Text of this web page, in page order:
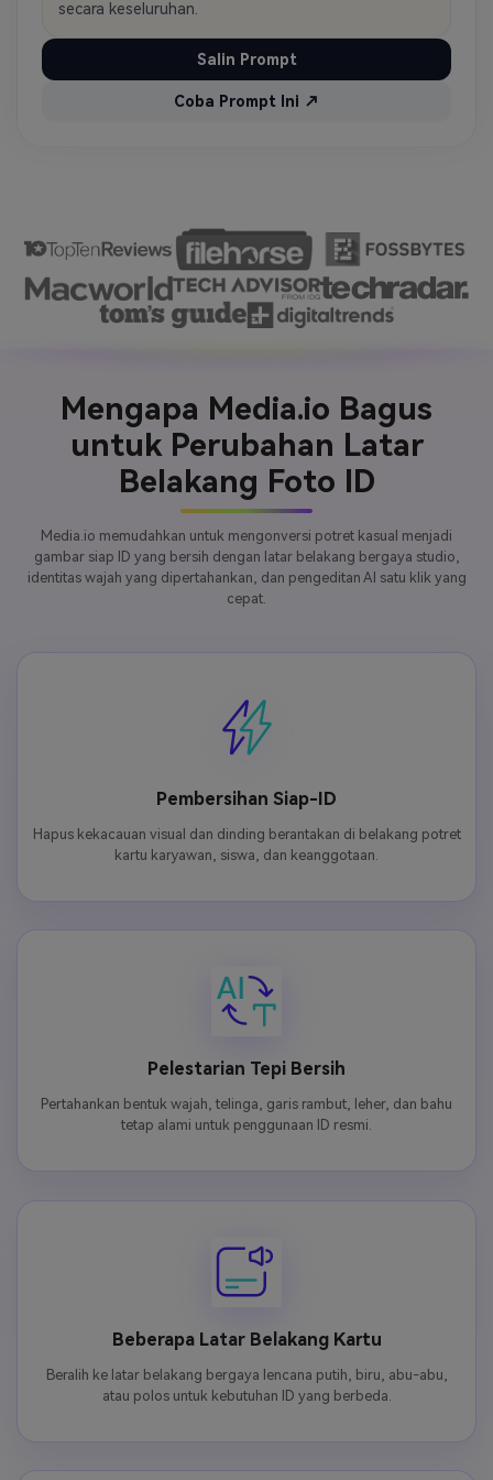
secara keseluruhan.
Salin Prompt
Coba Prompt Ini ↗
Mengapa Media.io Bagus
untuk Perubahan Latar
Belakang Foto ID
Media.io memudahkan untuk mengonversi potret kasual menjadi
gambar siap ID yang bersih dengan latar belakang bergaya studio,
identitas wajah yang dipertahankan, dan pengeditan AI satu klik yang
cepat.
Pembersihan Siap-ID
Hapus kekacauan visual dan dinding berantakan di belakang potret
kartu karyawan, siswa, dan keanggotaan.
Pelestarian Tepi Bersih
Pertahankan bentuk wajah, telinga, garis rambut, leher, dan bahu
tetap alami untuk penggunaan ID resmi.
Beberapa Latar Belakang Kartu
Beralih ke latar belakang bergaya lencana putih, biru, abu-abu,
atau polos untuk kebutuhan ID yang berbeda.